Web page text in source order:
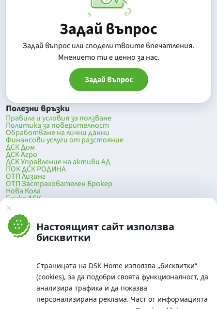
Настоящият сайт използва
бисквитки
Страницата на DSK Home използва „бисквитки“
(cookies), за да подобри своята функционалност, да
анализира трафика и да показва
персонализирана реклама. Част от информацията
Задай въпрос
Задай въпрос или сподели твоите впечатления.
Mнението ти е ценно за нас.
Задай въпрос
Полезни връзки
Правила и условия за ползване
Политика за поверителност
Обработване на лични данни
Финансови услуги от разстояние
ДСК Дом
ДСК Агро
ДСК Управление на активи АД
ПОК ДСК РОДИНА
ОТП Лизинг
ОТП Застрахователен Брокер
Нова Кола
Банка ДСК
DSK Mobile
Оферти за продажба от Банка ДСК
Клонова мрежа и банкомати
До началото на страницата